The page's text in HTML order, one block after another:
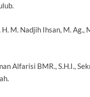
M. Nadjih Ihsan, M.
Alfarisi BMR., S.H.I.,